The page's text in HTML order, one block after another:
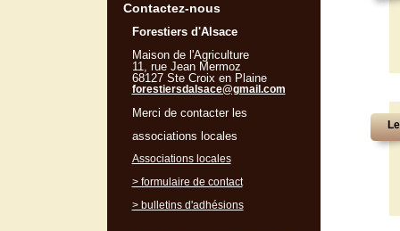
Contactez-nous
Forestiers d'Alsace
Maison de l'Agriculture
11, rue Jean Mermoz
68127 Ste Croix en Plaine
forestiersdalsace@gmail.com
Merci de contacter les
associations locales
Associations locales
> formulaire de contact
> bulletins d'adhésions